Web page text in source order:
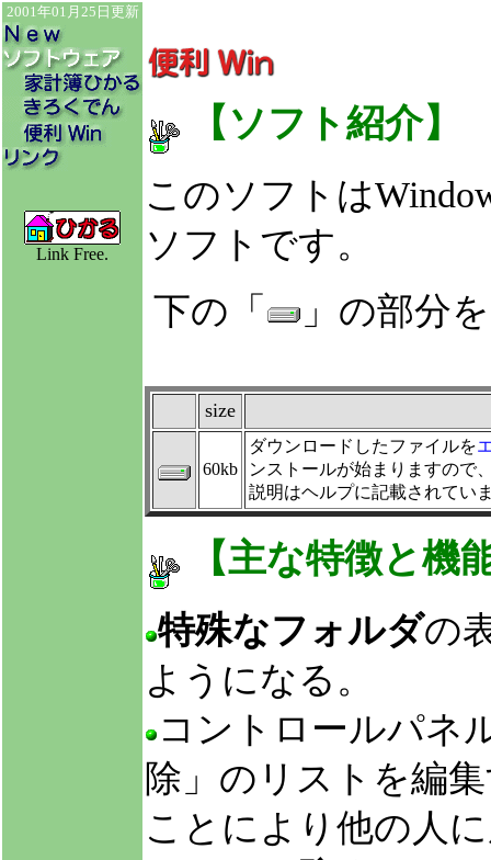
2001年01月25日更新
Link Free.
【ソフト紹介】
このソフトは
ソフトです。
下の「
」の部分
size
60kb
ダウンロードしたファイルを
ンストールが始まりますので
説明はヘルプに記載されてい
【主な特徴と機
特殊なフォルダの
ようになる。
コントロールパネ
除」のリストを編
ことにより他の人